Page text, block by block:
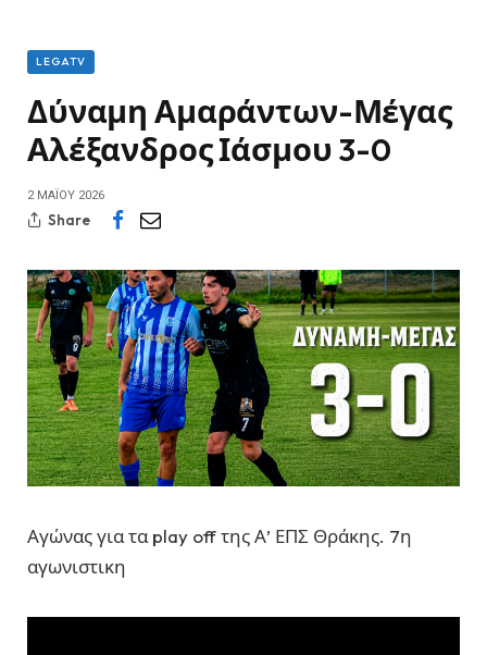
LEGATV
Δύναμη Αμαράντων-Μέγας
Αλέξανδρος Ιάσμου 3-0
2 ΜΑΪ́ΟΥ 2026
Share
Αγώνας για τα play off της Α’ ΕΠΣ Θράκης. 7η
αγωνιστικη